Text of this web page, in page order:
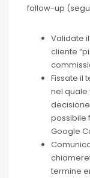
follow-up
Validate
cliente
Fissate il
nel quale
possibile
Google
termine